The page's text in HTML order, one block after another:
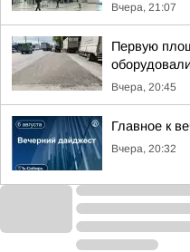
Вчера, 21:07
Первую
Вчера, 20:45
Главное к
Вчера, 20:32